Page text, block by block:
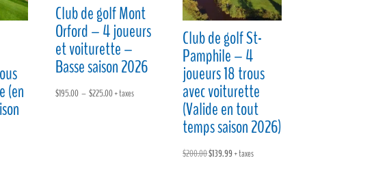
(en
Club de golf Mont
Orford – 4 joueurs
et voiturette –
Basse saison 2026
$195.00 – $225.00Plage
+ taxes
Club de golf St-
Pamphile – 4
joueurs 18 trous
avec voiturette
(Valide en tout
temps saison 2026)
$200.00Le
$139.99Le+ taxes